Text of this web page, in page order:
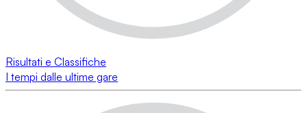
Risultati e Classifiche
I tempi dalle ultime gare